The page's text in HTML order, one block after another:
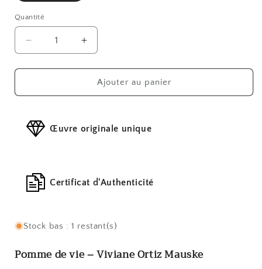
Quantité
Réduire
la
quantité
Pomme
vie
Augmenter
la
quantité
Pomme
Ajouter au panier
Œuvre originale unique
Certificat d'Authenticité
Stock bas : 1 restant(s)
Pomme de vie – Viviane Ortiz Mauske